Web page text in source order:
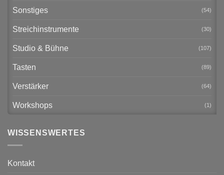
Sonstiges (54)
Streichinstrumente (30)
Studio & Bühne (107)
Tasten (89)
Verstärker (64)
Workshops (1)
WISSENSWERTES
Kontakt